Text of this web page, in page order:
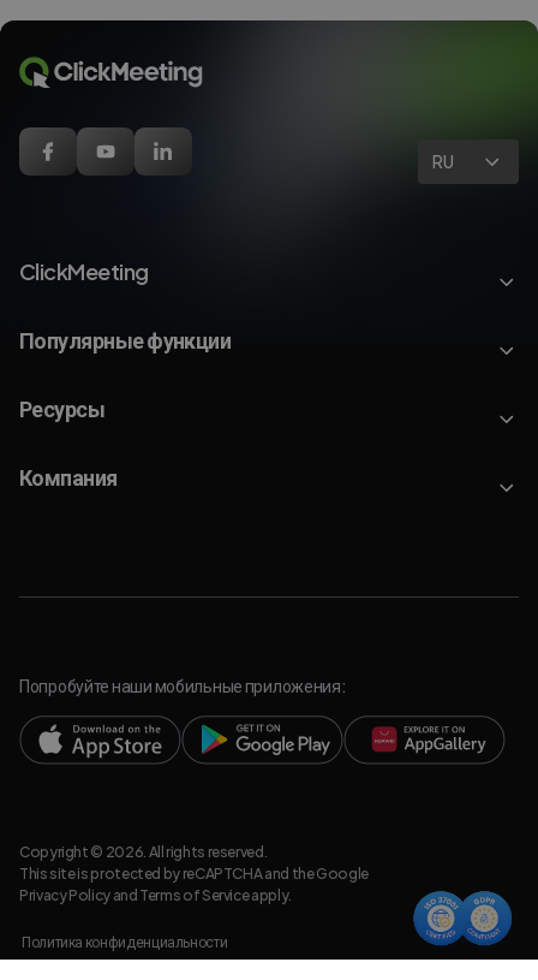
RU
ClickMeeting
Популярные функции
Ресурсы
Компания
Попробуйте наши мобильные приложения:
Copyright © 2026. All rights reserved.
This site is protected by reCAPTCHA and the Google
Privacy Policyand Terms of Serviceapply.
Политика конфиденциальности